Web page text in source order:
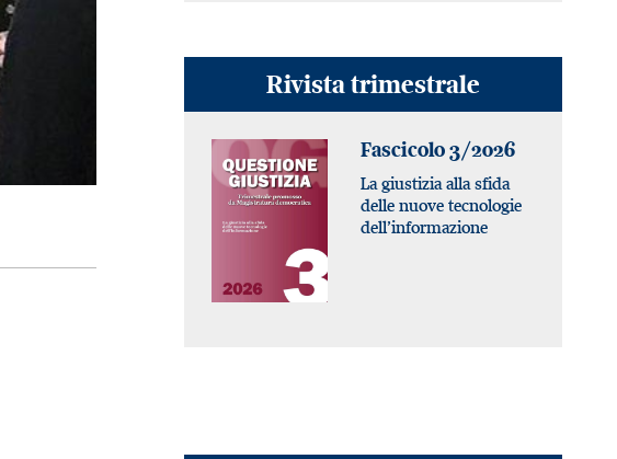
Rivista trimestrale
Fascicolo 3/2026
La giustizia alla sfida
delle nuove tecnologie
dell’informazione